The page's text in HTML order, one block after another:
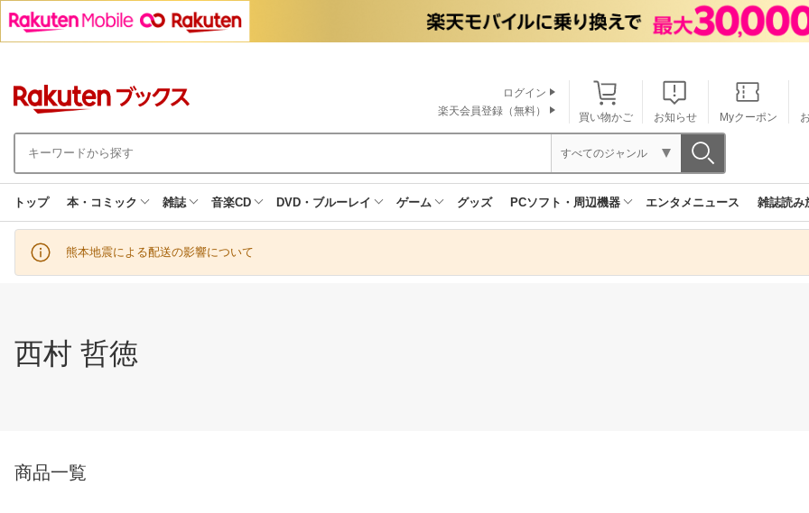
買い物かご お知らせ Myクーポン
ログイン
楽天会員登録（無料）
すべてのジャンル
トップ 本・コミック 雑誌 音楽CD DVD・ブルーレイ ゲーム グッズ PCソフト・周辺機器 エンタメニュース 雑誌読み
熊本地震による配送の影響について
西村 哲徳
商品一覧